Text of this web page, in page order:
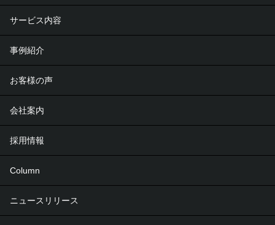
サービス内容
事例紹介
お客様の声
会社案内
採用情報
Column
ニュースリリース